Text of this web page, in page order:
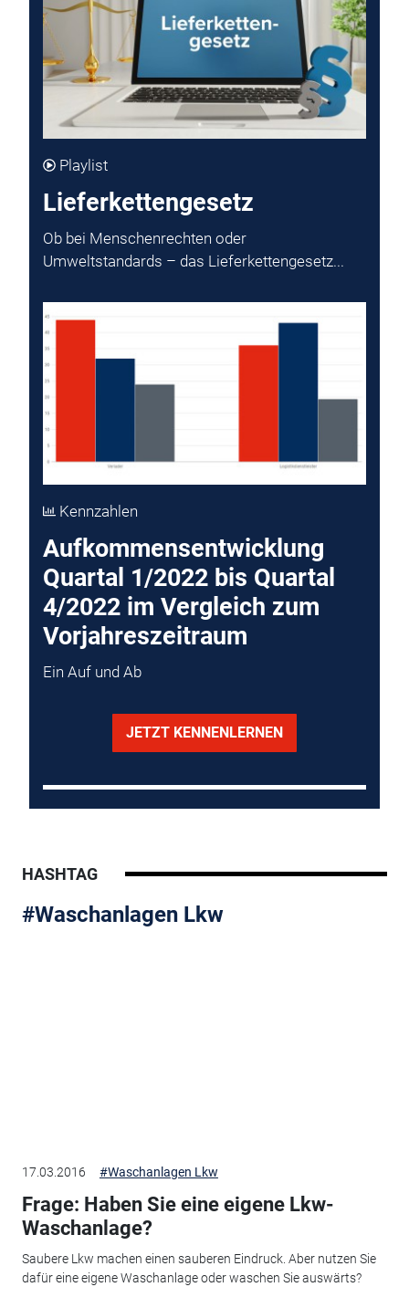
Playlist
Lieferkettengesetz
Ob bei Menschenrechten oder
Umweltstandards – das Lieferkettengesetz...
Kennzahlen
Aufkommensentwicklung
Quartal 1/2022 bis Quartal
4/2022 im Vergleich zum
Vorjahreszeitraum
Ein Auf und Ab
JETZT KENNENLERNEN
HASHTAG
#Waschanlagen Lkw
17.03.2016 #Waschanlagen Lkw
Frage: Haben Sie eine eigene Lkw-
Waschanlage?
Saubere Lkw machen einen sauberen Eindruck. Aber nutzen Sie
dafür eine eigene Waschanlage oder waschen Sie auswärts?